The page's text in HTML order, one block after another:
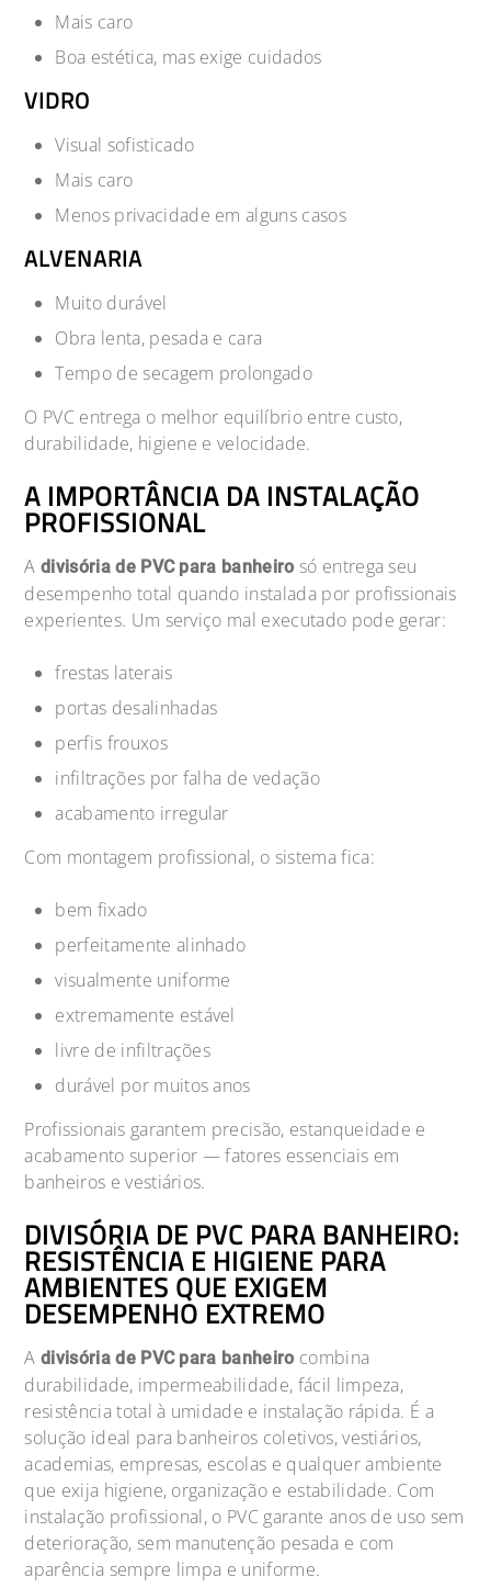
Mais caro
Boa estética, mas exige cuidados
VIDRO
Visual sofisticado
Mais caro
Menos privacidade em alguns casos
ALVENARIA
Muito durável
Obra lenta, pesada e cara
Tempo de secagem prolongado
O PVC entrega o melhor equilíbrio entre custo,
durabilidade, higiene e velocidade.
A IMPORTÂNCIA DA INSTALAÇÃO
PROFISSIONAL
Adivisória de PVC para banheiro só entrega seu
desempenho total quando instalada por profissionais
experientes. Um serviço mal executado pode gerar:
frestas laterais
portas desalinhadas
perfis frouxos
infiltrações por falha de vedação
acabamento irregular
Com montagem profissional, o sistema fica:
bem fixado
perfeitamente alinhado
visualmente uniforme
extremamente estável
livre de infiltrações
durável por muitos anos
Profissionais garantem precisão, estanqueidade e
acabamento superior — fatores essenciais em
banheiros e vestiários.
DIVISÓRIA DE PVC PARA BANHEIRO:
RESISTÊNCIA E HIGIENE PARA
AMBIENTES QUE EXIGEM
DESEMPENHO EXTREMO
Adivisória de PVC para banheiro combina
durabilidade, impermeabilidade, fácil limpeza,
resistência total à umidade e instalação rápida. É a
solução ideal para banheiros coletivos, vestiários,
academias, empresas, escolas e qualquer ambiente
que exija higiene, organização e estabilidade. Com
instalação profissional, o PVC garante anos de uso sem
deterioração, sem manutenção pesada e com
aparência sempre limpa e uniforme.